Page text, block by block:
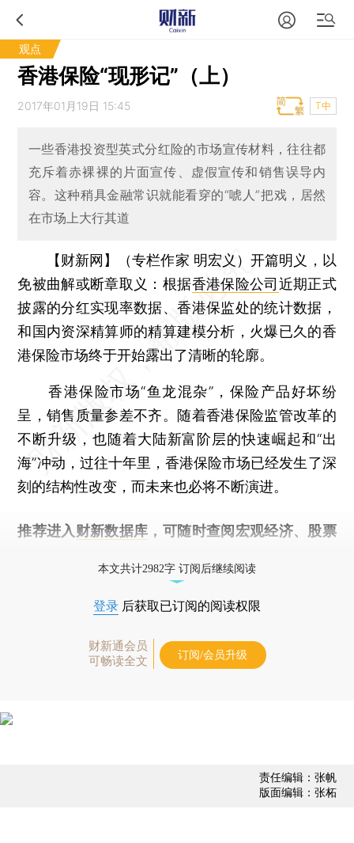
观点
香港保险“现形记”（上）
2017年01月19日 15:45 T中
一些香港投资型英式分红险的市场宣传材料，往往都
充斥着赤裸裸的片面宣传、虚假宣传和销售误导内
容。这种稍具金融常识就能看穿的“唬人”把戏，居然
在市场上大行其道
【财新网】（专栏作家 明宏义）开篇明义，以
免被曲解或断章取义：根据香港保险公司 近期正式
披露的分红实现率数据、香港保监处的统计数据，
和国内资深精算师的精算建模分析，火爆已久的香
港保险市场终于开始露出了清晰的轮廓。
香港保险市场“鱼龙混杂”，保险产品好坏纷
呈，销售质量参差不齐。随着香港保险监管改革的
不断升级，也随着大陆新富阶层的快速崛起和“出
海”冲动，过往十年里，香港保险市场已经发生了深
刻的结构性改变，而未来也必将不断演进。
推荐进入 财新数据库 ，可随时查阅宏观经济、股票
本文共计2982字 订阅后继续阅读
登录 后获取已订阅的阅读权限
财新通会员
可畅读全文
订阅/会员升级
责任编辑：张帆
版面编辑：张柘